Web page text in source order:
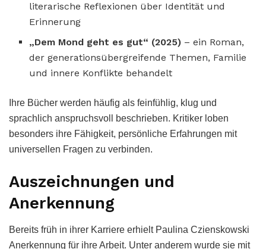
literarische Reflexionen über Identität und
Erinnerung
„Dem Mond geht es gut“ (2025) – ein Roman,
der generationsübergreifende Themen, Familie
und innere Konflikte behandelt
Ihre Bücher werden häufig als feinfühlig, klug und
sprachlich anspruchsvoll beschrieben. Kritiker loben
besonders ihre Fähigkeit, persönliche Erfahrungen mit
universellen Fragen zu verbinden.
Auszeichnungen und
Anerkennung
Bereits früh in ihrer Karriere erhielt Paulina Czienskowski
Anerkennung für ihre Arbeit. Unter anderem wurde sie mit